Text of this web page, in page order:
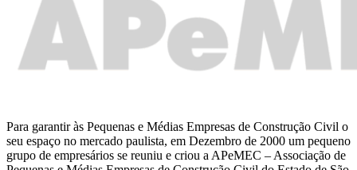
Para garantir às Pequenas e Médias Empresas de Construção Civil o
seu espaço no mercado paulista, em Dezembro de 2000 um pequeno
grupo de empresários se reuniu e criou a APeMEC – Associação de